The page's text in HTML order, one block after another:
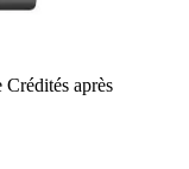
Crédités après